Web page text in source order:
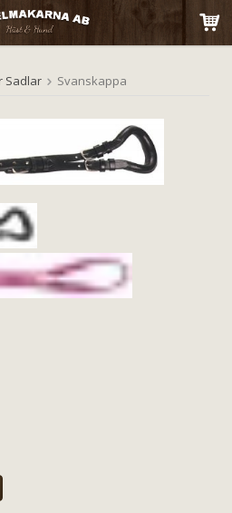
tillagd i varukorgen
Sadlar Svanskappa